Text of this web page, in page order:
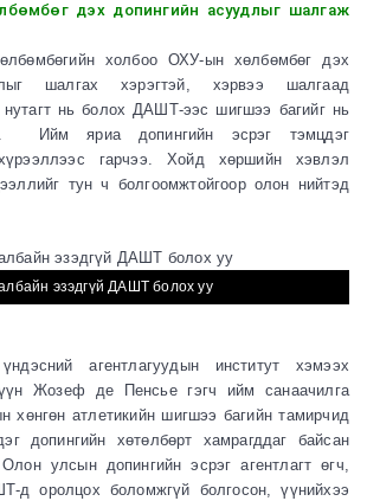
дэх допингийн асуудлыг шалгаж
холбоо ОХУ-ын хөлбөмбөг дэх
шалгах хэрэгтэй, хэрвээ шалгаад
нутагт нь болох ДАШТ-ээс шигшээ багийг нь
Ийм яриа допингийн эсрэг тэмцдэг
гарчээ. Хойд хөршийн хэвлэл
тун ч болгоомжтойгоор олон нийтэд
эзэдгүй ДАШТ болох уу
агентлагуудын институт хэмээх
Жозеф де Пенсье гэгч ийм санаачилга
хөнгөн атлетикийн шигшээ багийн тамирчид
допингийн хөтөлбөрт хамрагддаг байсан
улсын допингийн эсрэг агентлагт өгч,
д оролцох боломжгүй болгосон, үүнийхээ